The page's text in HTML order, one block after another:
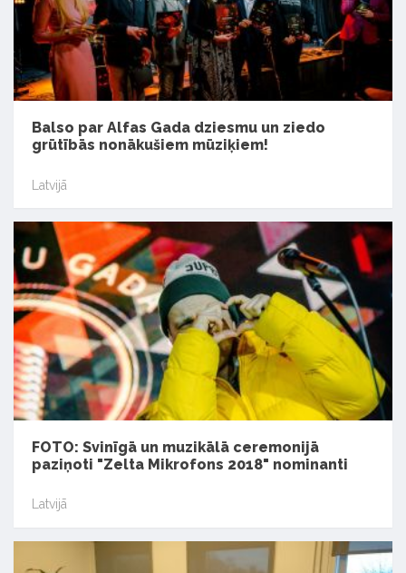
Balso par Alfas Gada dziesmu un ziedo
grūtībās nonākušiem mūziķiem!
Latvijā
FOTO: Svinīgā un muzikālā ceremonijā
paziņoti "Zelta Mikrofons 2018" nominanti
Latvijā